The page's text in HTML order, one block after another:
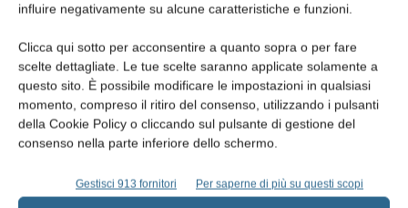
influire negativamente su alcune caratteristiche e funzioni.
Clicca qui sotto per acconsentire a quanto sopra o per fare
scelte dettagliate. Le tue scelte saranno applicate solamente a
questo sito. È possibile modificare le impostazioni in qualsiasi
momento, compreso il ritiro del consenso, utilizzando i pulsanti
della Cookie Policy o cliccando sul pulsante di gestione del
consenso nella parte inferiore dello schermo.
Gestisci 913 fornitori Per saperne di più su questi scopi
Abbonati
Iscriviti alla newsletter